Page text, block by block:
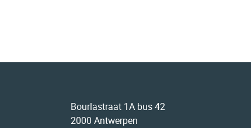
Bourlastraat 1A bus 42
2000 Antwerpen